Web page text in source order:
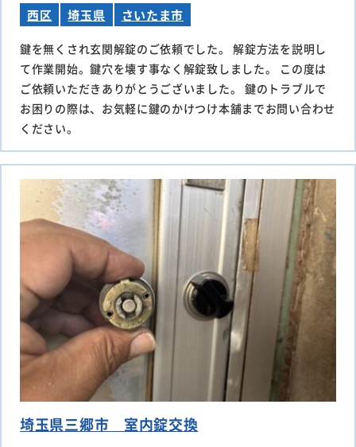
西区 埼玉県 さいたま市
鍵を無くされ玄関解錠のご依頼でした。 解錠方法を説明し
て作業開始。鍵穴を壊す事なく解錠致しました。 この度は
ご依頼いただきありがとうございました。 鍵のトラブルで
お困りの際は、お気軽に鍵のかけつけ本舗までお問い合わせ
ください。
埼玉県三郷市 室内錠交換